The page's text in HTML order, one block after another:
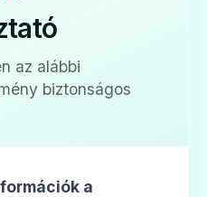
az alábbi
biztonságos
a